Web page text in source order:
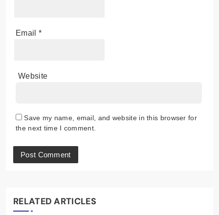
Email *
Website
Save my name, email, and website in this browser for
the next time I comment.
RELATED ARTICLES